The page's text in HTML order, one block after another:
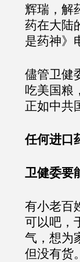
辉瑞，解
药在大陆
是药神》
儘管卫健
吃美国粮
正如中共
任何进口
卫健委要
有小老百
可以吧，
气，想为
但没有货。